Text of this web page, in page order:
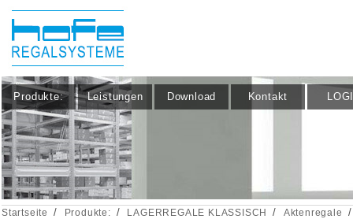
Produkte: Leistungen Download Kontakt
Startseite / Produkte: / LAGERREGALE KLASSISCH / Aktenregale /